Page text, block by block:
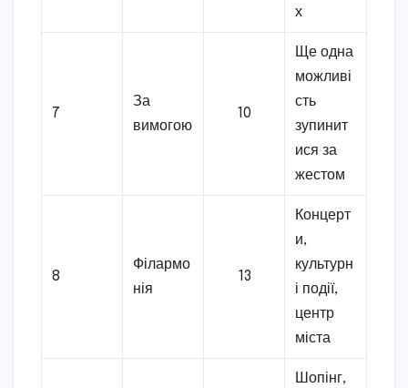
х
7
За
вимогою
10
Ще одна
можливі
сть
зупинит
ися за
жестом
8
Філармо
нія
13
Концерт
и,
культурн
і події,
центр
міста
Шопінг,